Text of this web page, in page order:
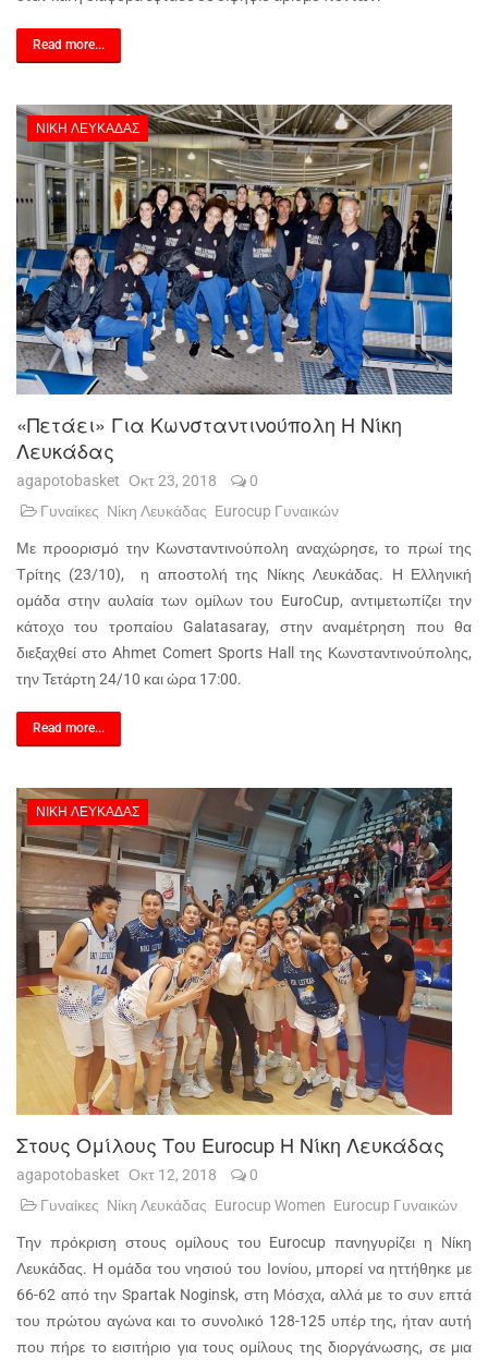
Read more...
ΝΊΚΗ ΛΕΥΚΆΔΑΣ
«Πετάει» Για Κωνσταντινούπολη Η Νίκη
Λευκάδας
agapotobasket Οκτ 23, 2018
0
Γυναίκες Νίκη Λευκάδας Eurocup Γυναικών
Με προορισμό την Κωνσταντινούπολη αναχώρησε, το πρωί της
Τρίτης (23/10), η αποστολή της Νίκης Λευκάδας. Η Ελληνική
ομάδα στην αυλαία των ομίλων του EuroCup, αντιμετωπίζει την
κάτοχο του τροπαίου Galatasaray, στην αναμέτρηση που θα
διεξαχθεί στο Ahmet Comert Sports Hall της Κωνσταντινούπολης,
την Τετάρτη 24/10 και ώρα 17:00.
Read more...
ΝΊΚΗ ΛΕΥΚΆΔΑΣ
Στους Ομίλους Του Eurocup Η Νίκη Λευκάδας
agapotobasket Οκτ 12, 2018
0
Γυναίκες Νίκη Λευκάδας Eurocup Women Eurocup Γυναικών
Την πρόκριση στους ομίλους του Eurocup πανηγυρίζει η Νίκη
Λευκάδας. Η ομάδα του νησιού του Ιονίου, μπορεί να ηττήθηκε με
66-62 από την Spartak Noginsk, στη Μόσχα, αλλά με το συν επτά
του πρώτου αγώνα και το συνολικό 128-125 υπέρ της, ήταν αυτή
που πήρε το εισιτήριο για τους ομίλους της διοργάνωσης, σε μια